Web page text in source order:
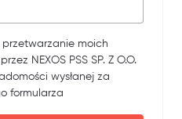
moich
NEXOS PSS SP. Z O.O.
wysłanej za
formularza